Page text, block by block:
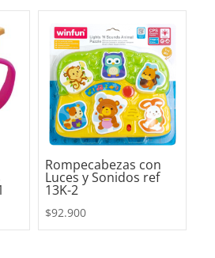
Rompecabezas con
Luces y Sonidos ref
13K-2
$92.900